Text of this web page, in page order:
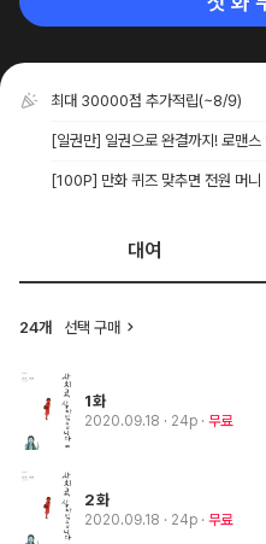
최대 30000점 추가적립(~8/9)
[일권만] 일권으로 완결까지! 로맨스
[100P] 만화 퀴즈 맞추면 전원 머니
대여
24개 선택 구매
1화
2020.09.18 · 24p 무료
2화
2020.09.18 · 24p 무료